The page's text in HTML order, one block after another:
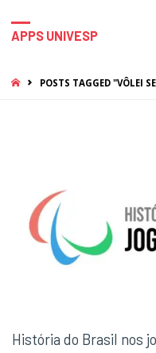
APPS UNIVESP
HOMEPOSTS TAGGED "VÔLEI
História do Brasil nos